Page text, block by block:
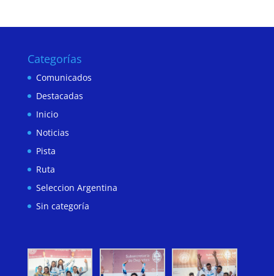
Categorías
Comunicados
Destacadas
Inicio
Noticias
Pista
Ruta
Seleccion Argentina
Sin categoría